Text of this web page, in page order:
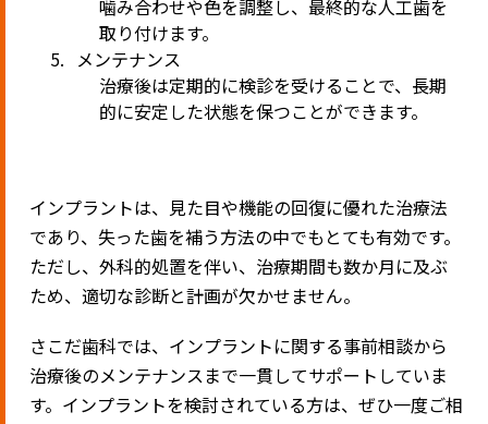
噛み合わせや色を調整し、最終的な人工歯を
取り付けます。
メンテナンス
治療後は定期的に検診を受けることで、長期
的に安定した状態を保つことができます。
インプラントは、見た目や機能の回復に優れた治療法
であり、失った歯を補う方法の中でもとても有効です。
ただし、外科的処置を伴い、治療期間も数か月に及ぶ
ため、適切な診断と計画が欠かせません。
さこだ歯科では、インプラントに関する事前相談から
治療後のメンテナンスまで一貫してサポートしていま
す。インプラントを検討されている方は、ぜひ一度ご相